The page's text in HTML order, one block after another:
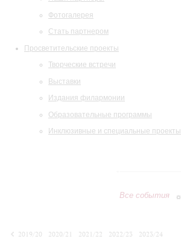
Фотогалерея
Стать партнером
Просветительские проекты
Творческие встречи
Выставки
Издания филармонии
Образовательные программы
Инклюзивные и специальные проекты
Все события
2019/20
2020/21 2021/22 2022/23
2023/24